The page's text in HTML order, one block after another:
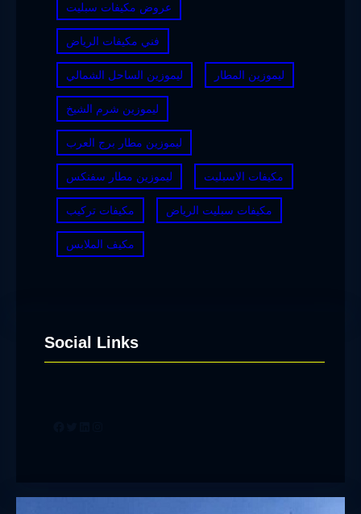
عروض مكيفات سبليت
فني مكيفات الرياض
ليموزين الساحل الشمالي ليموزين المطار
ليموزين شرم الشيخ
ليموزين مطار برج العرب
ليموزين مطار سفنكس مكيفات الاسبليت
مكيفات تركيب مكيفات سبليت الرياض
مكيف الملابس
Social Links